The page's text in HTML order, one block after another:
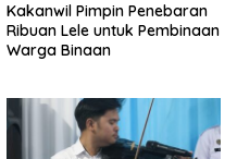
Kakanwil Pimpin Penebaran
Ribuan Lele untuk Pembinaan
Warga Binaan